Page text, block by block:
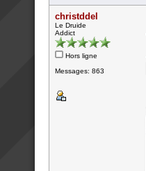
christddel
Le Druide
Addict
Hors ligne
Messages: 863